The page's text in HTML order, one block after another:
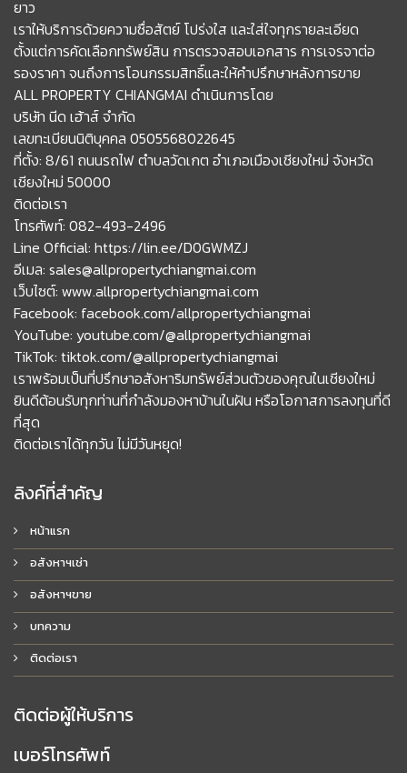
ยาว
เราให้บริการด้วยความซื่อสัตย์ โปร่งใส และใส่ใจทุกรายละเอียด
ตั้งแต่การคัดเลือกทรัพย์สิน การตรวจสอบเอกสาร การเจรจาต่อ
รองราคา จนถึงการโอนกรรมสิทธิ์และให้คำปรึกษาหลังการขาย
ALL PROPERTY CHIANGMAI ดำเนินการโดย
บริษัท นีด เฮ้าส์ จำกัด
เลขทะเบียนนิติบุคคล 0505568022645
ที่ตั้ง: 8/61 ถนนรถไฟ ตำบลวัดเกต อำเภอเมืองเชียงใหม่ จังหวัด
เชียงใหม่ 50000
ติดต่อเรา
โทรศัพท์: 082-493-2496
Line Official: https://lin.ee/D0GWMZJ
อีเมล: sales@allpropertychiangmai.com
เว็บไซต์: www.allpropertychiangmai.com
Facebook: facebook.com/allpropertychiangmai
YouTube: youtube.com/@allpropertychiangmai
TikTok: tiktok.com/@allpropertychiangmai
เราพร้อมเป็นที่ปรึกษาอสังหาริมทรัพย์ส่วนตัวของคุณในเชียงใหม่
ยินดีต้อนรับทุกท่านที่กำลังมองหาบ้านในฝัน หรือโอกาสการลงทุนที่ดี
ที่สุด
ติดต่อเราได้ทุกวัน ไม่มีวันหยุด!
ลิงค์ที่สำคัญ
หน้าแรก
อสังหาฯเช่า
อสังหาฯขาย
บทความ
ติดต่อเรา
ติดต่อผู้ให้บริการ
เบอร์โทรศัพท์